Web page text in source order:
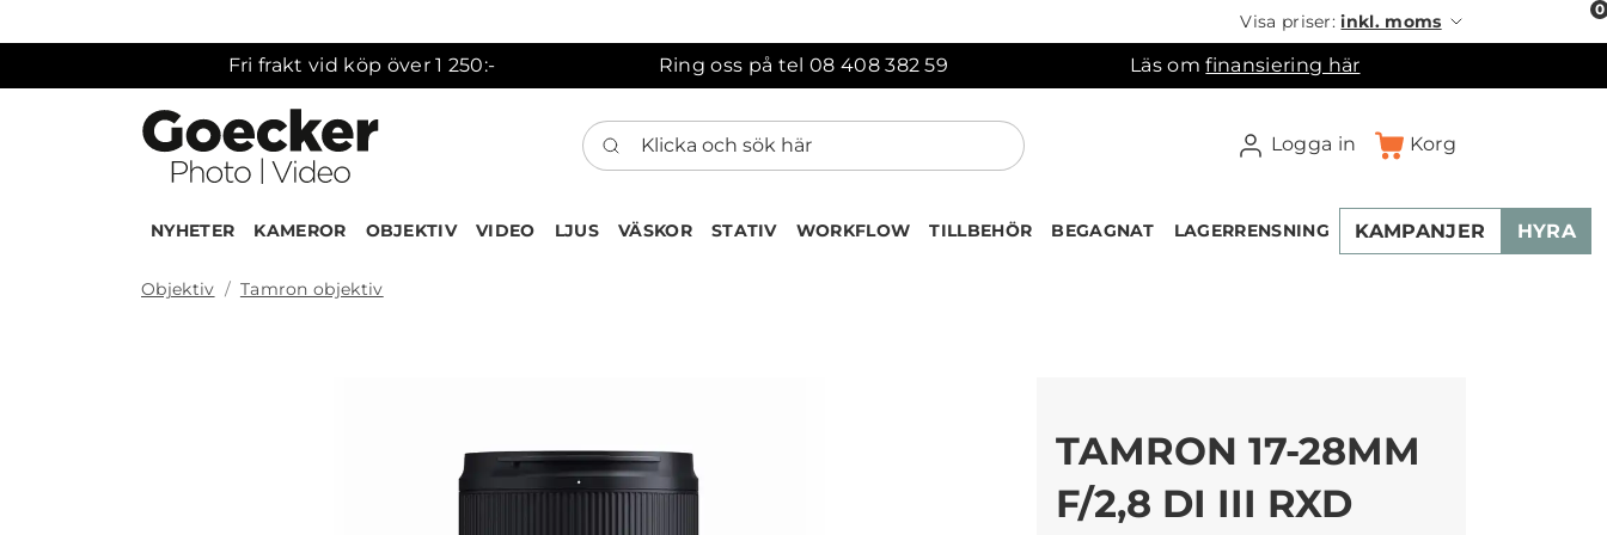
Visa priser:inkl. moms
Fri frakt vid köp över 1 250:- Ring oss på tel 08 408 382 59 Läs omfinansiering här
Klicka och sök här
Logga in Korg
0
NYHETER KAMEROR OBJEKTIV VIDEO LJUS VÄSKOR STATIV WORKFLOW TILLBEHÖR BEGAGNAT LAGERRENSNING KAMPANJER HYRA
Objektiv Tamron objektiv
Köps ofta tillsammans med
TAMRON 17-28MM
F/2,8 DI III RXD